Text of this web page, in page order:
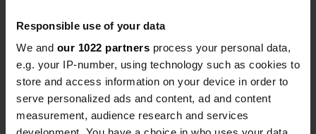
Responsible use of your data
We and our 1022 partners process your personal data,
e.g. your IP-number, using technology such as cookies to
store and access information on your device in order to
serve personalized ads and content, ad and content
measurement, audience research and services
les connaisseurs
Contact
Emplacement
Barstow Road 2601
92311, Barstow, États-Unis d'Amérique
Copie
Coordonnées